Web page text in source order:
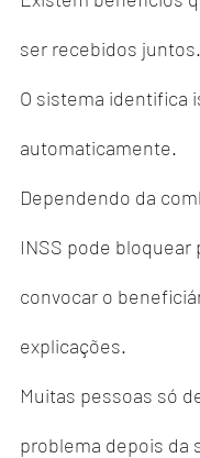
ser recebidos juntos.
O sistema identifica
automaticamente.
Dependendo da
INSS pode bloquear
convocar o
explicações.
Muitas pessoas só
problema depois da